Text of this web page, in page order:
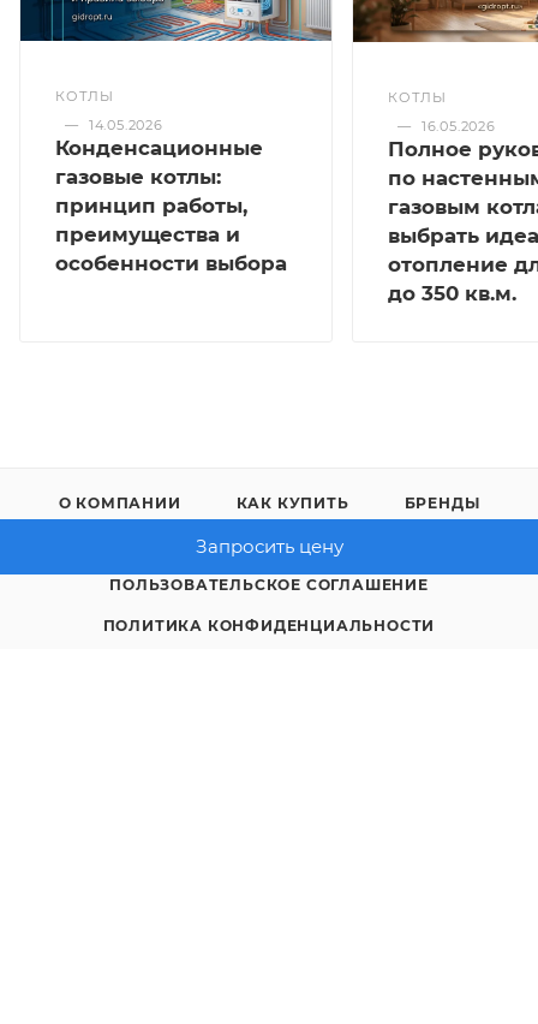
Запросить цену
КОТЛЫ
—
14.05.2026
Конденсационные
газовые котлы:
принцип работы,
преимущества и
особенности выбора
КОТЛЫ
—
16.05.2026
Полное
по
газовым
выбрать
отопление
до 350 кв.м.
О КОМПАНИИ КАК КУПИТЬ БРЕНДЫ
КОНТАКТЫ
ПОЛЬЗОВАТЕЛЬСКОЕ СОГЛАШЕНИЕ
ПОЛИТИКА КОНФИДЕНЦИАЛЬНОСТИ